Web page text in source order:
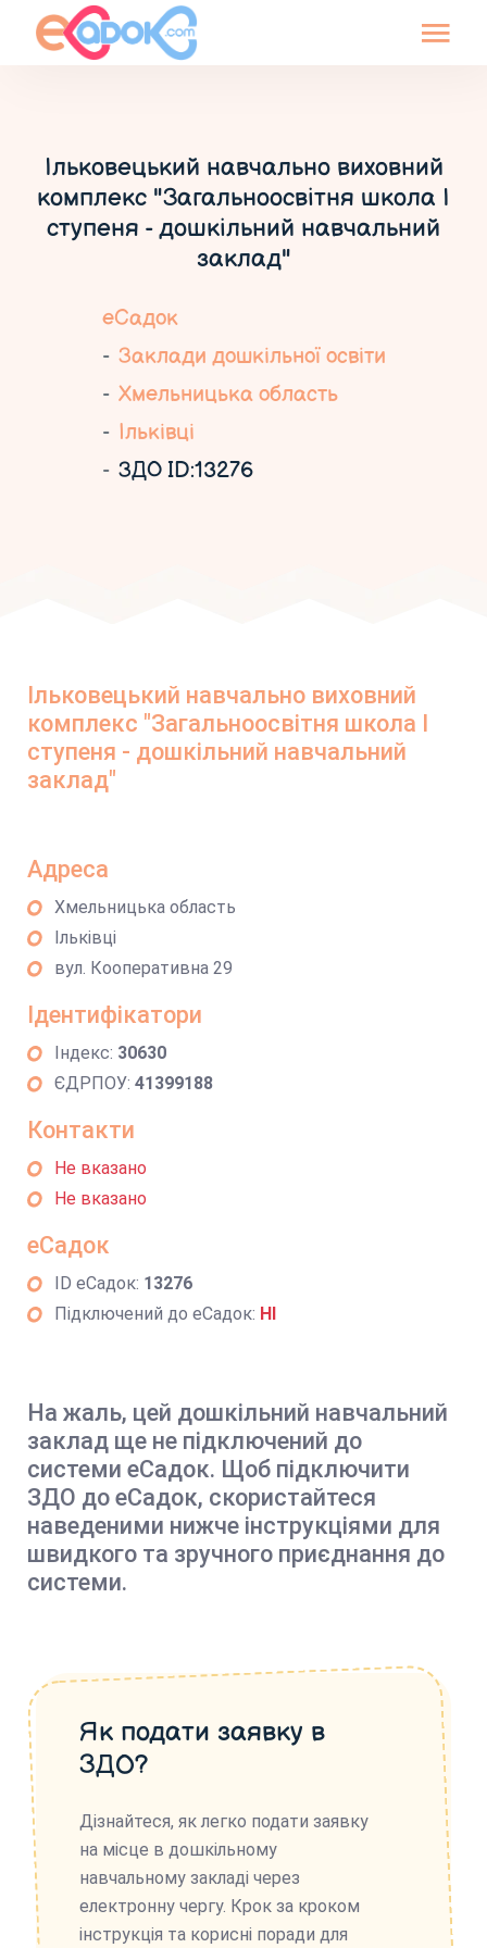
Ільковецький навчально виховний
комплекс "Загальноосвітня школа І
ступеня - дошкільний навчальний
заклад"
еСадок
Заклади дошкільної освіти
Хмельницька область
Ільківці
ЗДО ID:13276
Ільковецький навчально виховний
комплекс "Загальноосвітня школа І
ступеня - дошкільний навчальний
заклад"
Адреса
Хмельницька область
Ільківці
вул. Кооперативна 29
Ідентифікатори
Індекс: 30630
ЄДРПОУ: 41399188
Контакти
Не вказано
Не вказано
еСадок
ID еСадок: 13276
Підключений до еСадок: НІ
На жаль, цей дошкільний навчальний
заклад ще не підключений до
системи еСадок. Щоб підключити
ЗДО до еСадок, скористайтеся
наведеними нижче інструкціями для
швидкого та зручного приєднання до
системи.
Як подати заявку в
ЗДО?
Дізнайтеся, як легко подати заявку
на місце в дошкільному
навчальному закладі через
електронну чергу. Крок за кроком
інструкція та корисні поради для